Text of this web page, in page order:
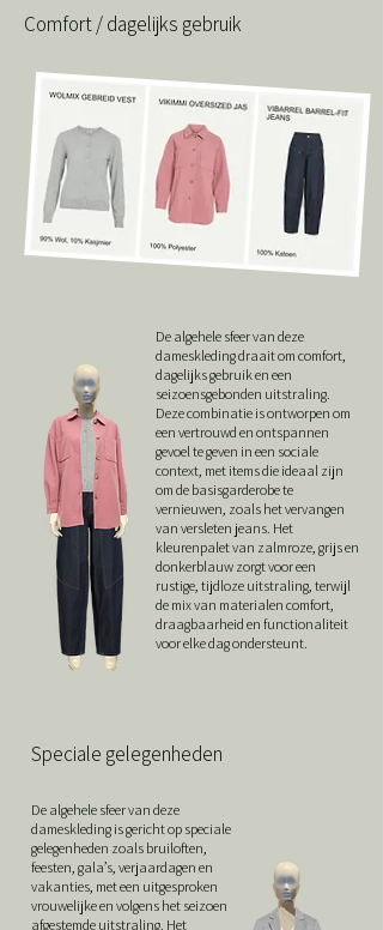
Comfort / dagelijks gebruik
De algehele sfeer van deze
dameskleding draait om comfort,
dagelijks gebruik en een
seizoensgebonden uitstraling.
Deze combinatie is ontworpen om
een vertrouwd en ontspannen
gevoel te geven in een sociale
context, met items die ideaal zijn
om de basisgarderobe te
vernieuwen, zoals het vervangen
van versleten jeans. Het
kleurenpalet van zalmroze, grijs en
donkerblauw zorgt voor een
rustige, tijdloze uitstraling, terwijl
de mix van materialen comfort,
draagbaarheid en functionaliteit
voor elke dag ondersteunt.
Speciale gelegenheden
De algehele sfeer van deze
dameskleding is gericht op speciale
gelegenheden zoals bruiloften,
feesten, gala’s, verjaardagen en
vakanties, met een uitgesproken
vrouwelijke en volgens het seizoen
afgestemde uitstraling. Het